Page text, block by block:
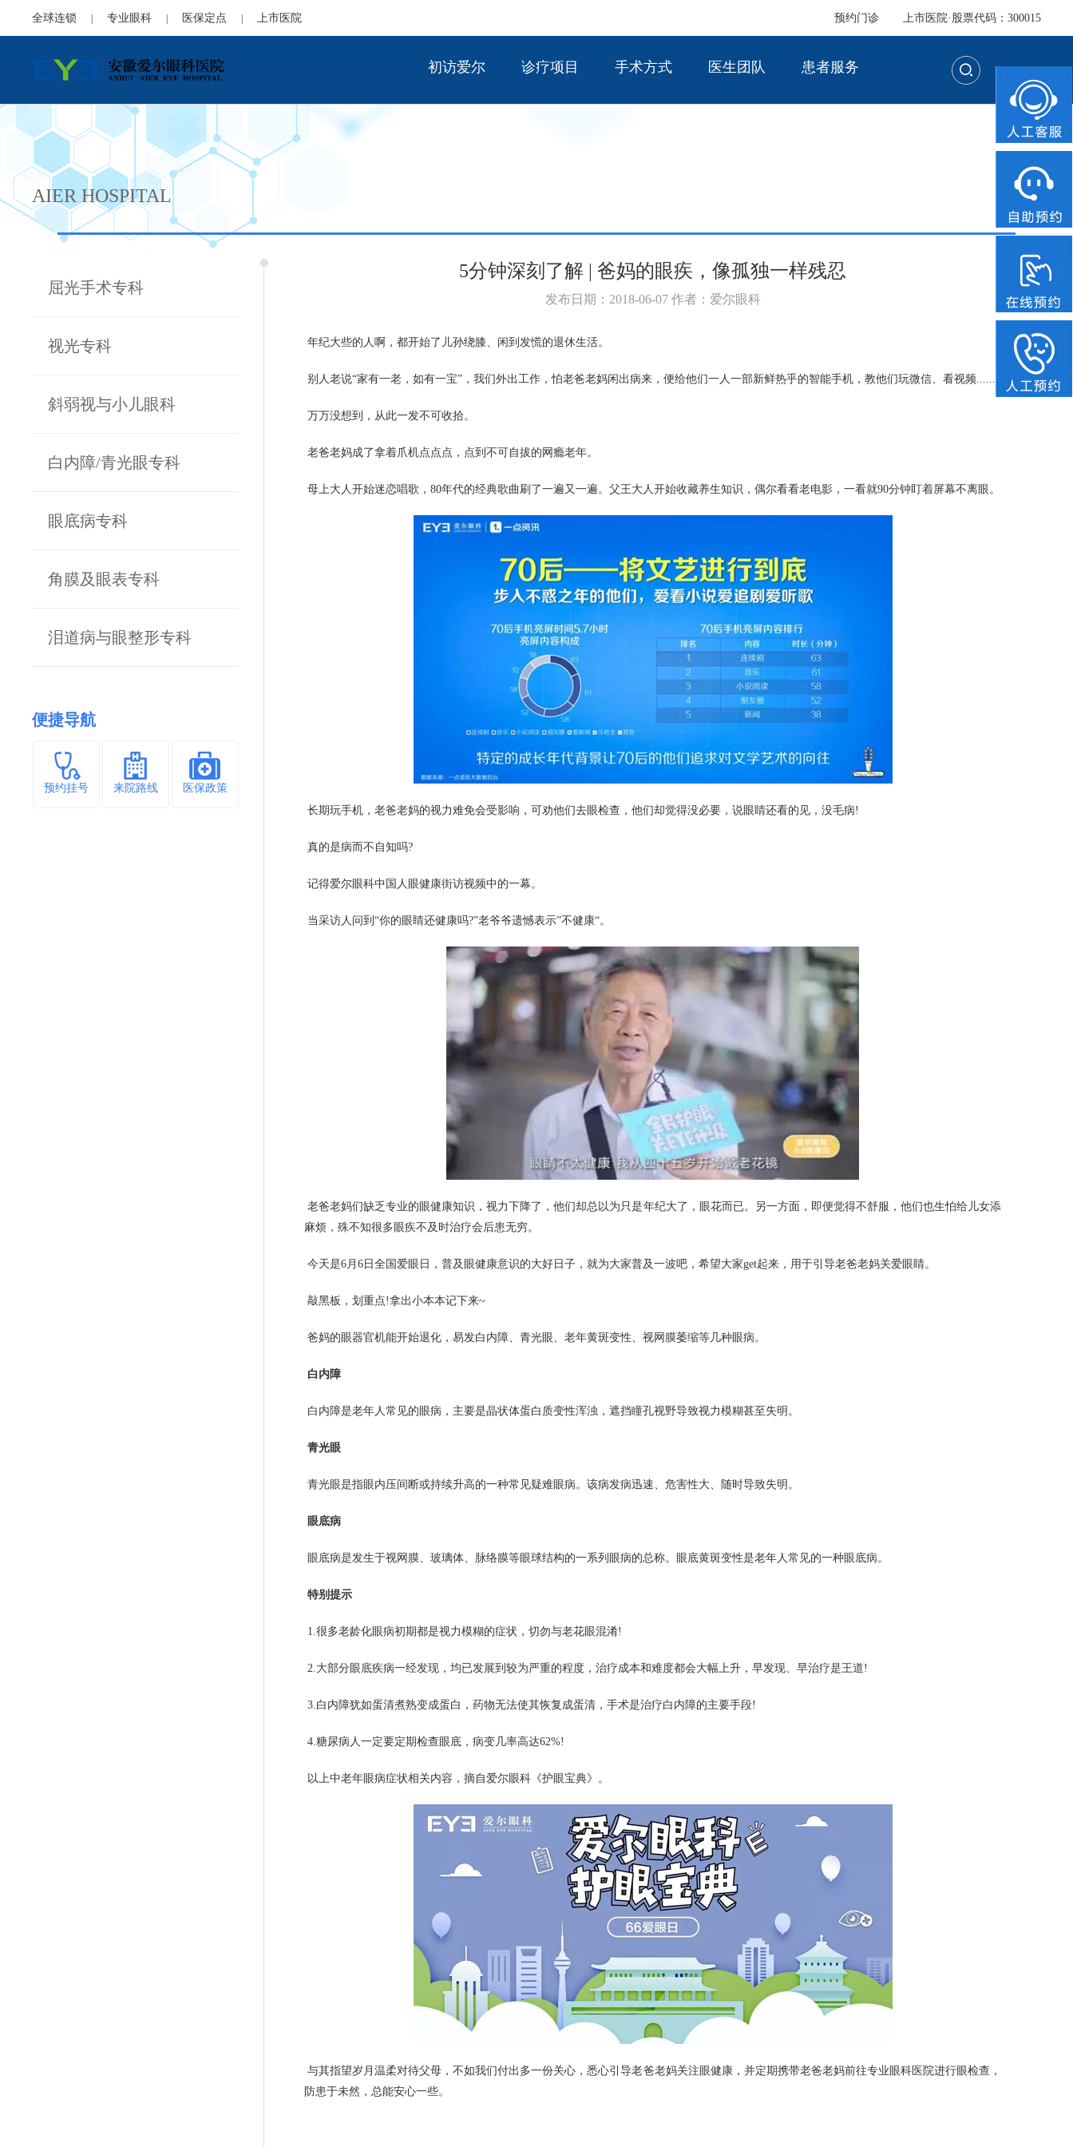
全球连锁 | 专业眼科 | 医保定点 | 上市医院 预约门诊 上市医院·股票代码：300015
初访爱尔 诊疗项目 手术方式 医生团队 患者服务
AIER HOSPITAL
屈光手术专科
视光专科
斜弱视与小儿眼科
白内障/青光眼专科
眼底病专科
角膜及眼表专科
泪道病与眼整形专科
便捷导航
预约挂号 来院路线 医保政策
5分钟深刻了解 | 爸妈的眼疾，像孤独一样残忍
发布日期：2018-06-07 作者：爱尔眼科
年纪大些的人啊，都开始了儿孙绕膝、闲到发慌的退休生活。
别人老说“家有一老，如有一宝”，我们外出工作，怕老爸老妈闲出病来，便给他们一人一部新鲜热乎的智能手机，教他们玩微信、看视频......
万万没想到，从此一发不可收拾。
老爸老妈成了拿着爪机点点点，点到不可自拔的网瘾老年。
母上大人开始迷恋唱歌，80年代的经典歌曲刷了一遍又一遍。父王大人开始收藏养生知识，偶尔看看老电影，一看就90分钟盯着屏幕不离眼。
长期玩手机，老爸老妈的视力难免会受影响，可劝他们去眼检查，他们却觉得没必要，说眼睛还看的见，没毛病!
真的是病而不自知吗?
记得爱尔眼科中国人眼健康街访视频中的一幕。
当采访人问到“你的眼睛还健康吗?”老爷爷遗憾表示”不健康“。
老爸老妈们缺乏专业的眼健康知识，视力下降了，他们却总以为只是年纪大了，眼花而已。另一方面，即便觉得不舒服，他们也生怕给儿女添
麻烦，殊不知很多眼疾不及时治疗会后患无穷。
今天是6月6日全国爱眼日，普及眼健康意识的大好日子，就为大家普及一波吧，希望大家get起来，用于引导老爸老妈关爱眼睛。
敲黑板，划重点!拿出小本本记下来~
爸妈的眼器官机能开始退化，易发白内障、青光眼、老年黄斑变性、视网膜萎缩等几种眼病。
白内障
白内障是老年人常见的眼病，主要是晶状体蛋白质变性浑浊，遮挡瞳孔视野导致视力模糊甚至失明。
青光眼
青光眼是指眼内压间断或持续升高的一种常见疑难眼病。该病发病迅速、危害性大、随时导致失明。
眼底病
眼底病是发生于视网膜、玻璃体、脉络膜等眼球结构的一系列眼病的总称。眼底黄斑变性是老年人常见的一种眼底病。
特别提示
1.很多老龄化眼病初期都是视力模糊的症状，切勿与老花眼混淆!
2.大部分眼底疾病一经发现，均已发展到较为严重的程度，治疗成本和难度都会大幅上升，早发现、早治疗是王道!
3.白内障犹如蛋清煮熟变成蛋白，药物无法使其恢复成蛋清，手术是治疗白内障的主要手段!
4.糖尿病人一定要定期检查眼底，病变几率高达62%!
以上中老年眼病症状相关内容，摘自爱尔眼科《护眼宝典》。
与其指望岁月温柔对待父母，不如我们付出多一份关心，悉心引导老爸老妈关注眼健康，并定期携带老爸老妈前往专业眼科医院进行眼检查，
防患于未然，总能安心一些。